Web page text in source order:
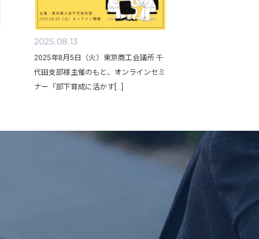
2025.08.13
2025年8月5日（火）東京商工会議所 千
代田支部様主催のもと、オンラインセミ
ナー「部下育成に活かす[...]